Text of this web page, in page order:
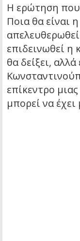
Η ερώτηση που
Ποια θα είναι
επιδεινωθεί
θα δείξει,
επίκεντρο
μπορεί να